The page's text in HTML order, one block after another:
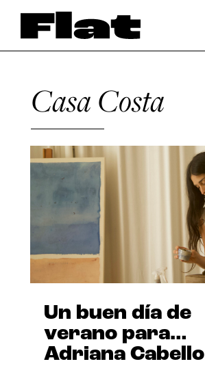
Casa Costa
Un buen día de
verano para…
Adriana Cabello